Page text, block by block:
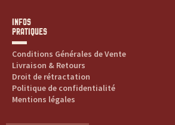
INFOS
PRATIQUES
Conditions Générales de Vente
Livraison & Retours
Droit de rétractation
Politique de confidentialité
Mentions légales